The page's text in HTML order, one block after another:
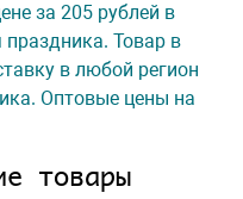
за 205 рублей в
праздника. Товар в
в любой регион
Оптовые цены на
товары